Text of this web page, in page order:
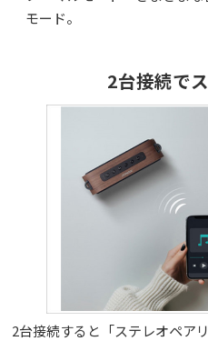
モード。
2台接続で
2台接続すると「ステレオペア